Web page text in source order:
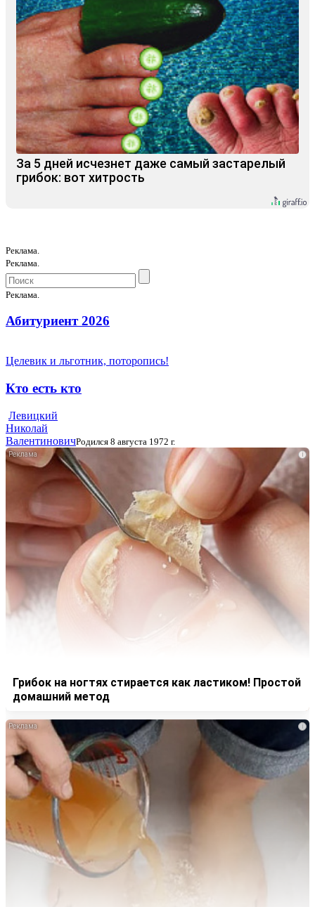
За 5 дней исчезнет даже самый застарелый
грибок: вот хитрость
Реклама.
Реклама.
Реклама.
Абитуриент 2026
Целевик и льготник, поторопись!
Кто есть кто
Левицкий
Николай
ВалентиновичРодился 8 августа 1972 г.
i
Грибок на ногтях стирается как ластиком! Простой
домашний метод
i